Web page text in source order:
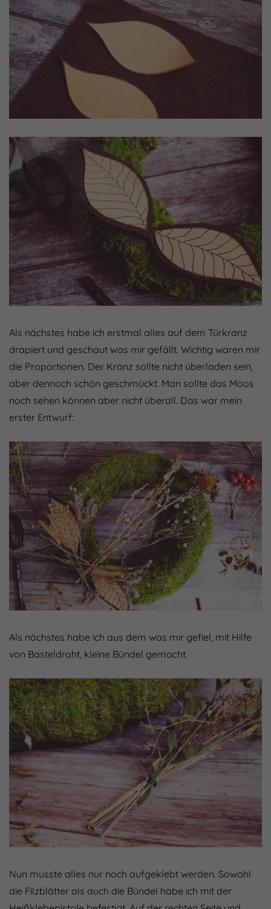
Als nächstes habe ich erstmal alles auf dem Türkranz
drapiert und geschaut was mir gefällt. Wichtig waren mir
die Proportionen. Der Kranz sollte nicht überladen sein,
aber dennoch schön geschmückt. Man sollte das Moos
noch sehen können aber nicht überall. Das war mein
erster Entwurf:
Als nächstes habe ich aus dem was mir gefiel, mit Hilfe
von Basteldraht, kleine Bündel gemacht.
Nun musste alles nur noch aufgeklebt werden. Sowohl
die Filzblätter als auch die Bündel habe ich mit der